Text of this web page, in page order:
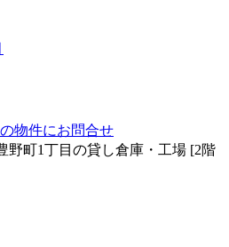
物件にお問合せ
野町1丁目の貸し倉庫・工場 [2階